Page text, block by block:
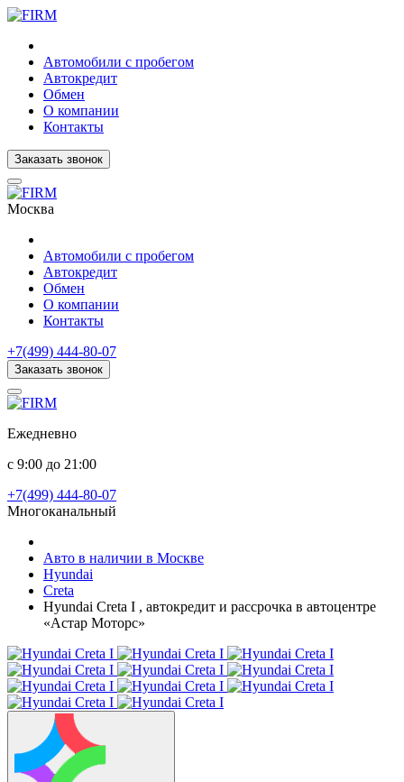
Автомобили с пробегом
Автокредит
Обмен
О компании
Контакты
Заказать звонок
Москва
Автомобили с пробегом
Автокредит
Обмен
О компании
Контакты
+7(499) 444-80-07
Заказать звонок
Ежедневно
с 9:00 до 21:00
+7(499) 444-80-07
Многоканальный
Авто в наличии в Москве
Hyundai
Creta
Hyundai Creta I , автокредит и рассрочка в автоцентре
«Астар Моторс»